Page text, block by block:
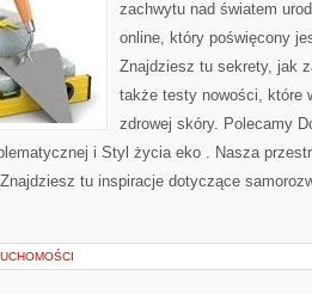
zachwytu nad światem
online, który poświęcony
Znajdziesz tu sekrety, jak
także testy nowości, które
zdrowej skóry. Polecamy
i Styl życia eko . Nasza
tu inspiracje dotyczące